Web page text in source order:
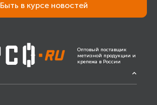
Быть в курсе новостей
Оптовый поставщик
метизной продукции и
крепежа в России